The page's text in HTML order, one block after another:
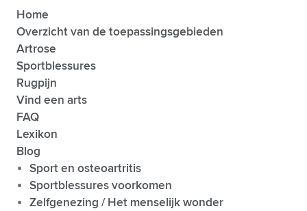
Home
Overzicht van de toepassingsgebieden
Artrose
Sportblessures
Rugpijn
Vind een arts
FAQ
Lexikon
Blog
Sport en osteoartritis
Sportblessures voorkomen
Zelfgenezing / Het menselijk wonder